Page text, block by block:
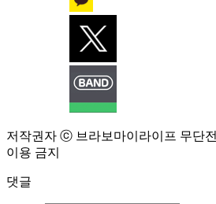
저작권자 ⓒ 브라보마이라이프 무단
이용 금지
댓글